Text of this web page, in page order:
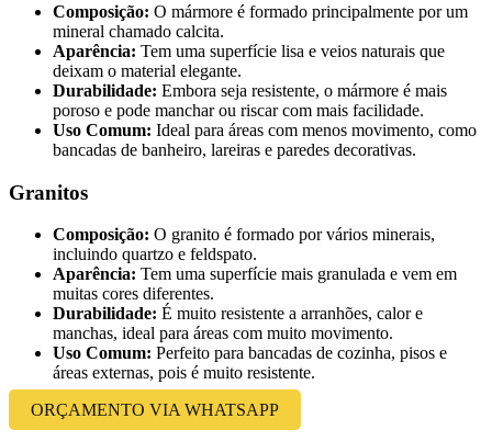
Composição: O mármore é formado principalmente por um
mineral chamado calcita.
Aparência: Tem uma superfície lisa e veios naturais que
deixam o material elegante.
Durabilidade: Embora seja resistente, o mármore é mais
poroso e pode manchar ou riscar com mais facilidade.
Uso Comum: Ideal para áreas com menos movimento, como
bancadas de banheiro, lareiras e paredes decorativas.
Granitos
Composição: O granito é formado por vários minerais,
incluindo quartzo e feldspato.
Aparência: Tem uma superfície mais granulada e vem em
muitas cores diferentes.
Durabilidade: É muito resistente a arranhões, calor e
manchas, ideal para áreas com muito movimento.
Uso Comum: Perfeito para bancadas de cozinha, pisos e
áreas externas, pois é muito resistente.
ORÇAMENTO VIA WHATSAPP